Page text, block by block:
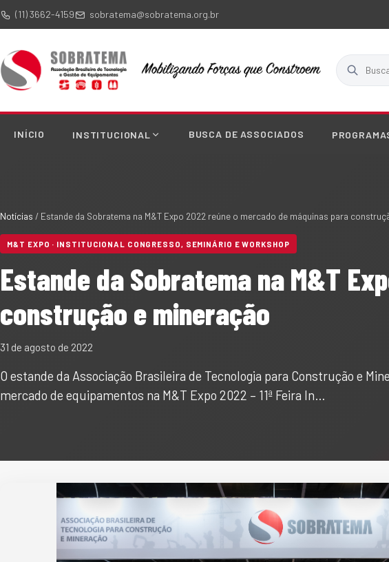
(11) 3662-4159 sobratema@sobratema.org.br
Buscar no
INÍCIO INSTITUCIONAL BUSCA DE ASSOCIADOS
Notícias / Estande da Sobratema na M&T Expo 2022 reúne o mercado de máquinas para
M&T EXPO · INSTITUCIONAL CONGRESSO, SEMINÁRIO E WORKSHOP
Estande da Sobratema na M&T
construção e mineração
31 de agosto de 2022
O estande da Associação Brasileira de Tecnologia para Construção e
mercado de equipamentos na M&T Expo 2022 – 11ª Feira In…